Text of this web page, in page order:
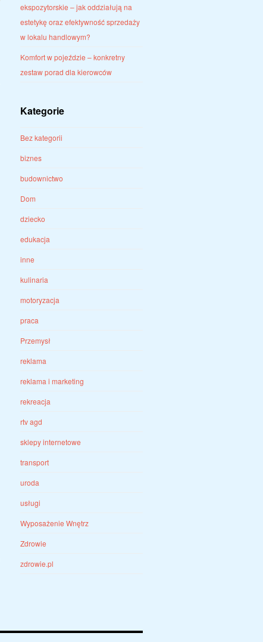
ekspozytorskie – jak oddziałują na
estetykę oraz efektywność sprzedaży
w lokalu handlowym?
Komfort w pojeździe – konkretny
zestaw porad dla kierowców
Kategorie
Bez kategorii
biznes
budownictwo
Dom
dziecko
edukacja
inne
kulinaria
motoryzacja
praca
Przemysł
reklama
reklama i marketing
rekreacja
rtv agd
sklepy internetowe
transport
uroda
usługi
Wyposażenie Wnętrz
Zdrowie
zdrowie.pl